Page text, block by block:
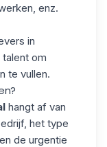
enz.
in
om
te vullen.
hangt af van
het type
de urgentie